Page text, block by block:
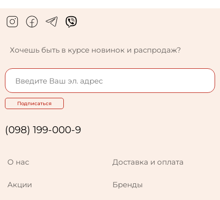
Хочешь быть в курсе новинок и распродаж?
Подписаться
(098) 199-000-9
О нас Доставка и оплата
Акции Бренды